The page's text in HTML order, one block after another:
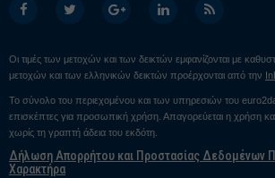
Οι τιμές των μετοχών και των δεικτών εμφανίζονται με
μετοχών και των ελληνικών δεικτών προέρχονται από την
Το σύνολο του περιεχομένου και των υπηρεσιών του
επισκέπτες για προσωπική χρήση. Απαγορεύεται η χρήση
χωρίς τη γραπτή άδεια του εκδότη.
Δήλωση Απορρήτου και Προστασίας Δεδομένων
Χαρακτήρα